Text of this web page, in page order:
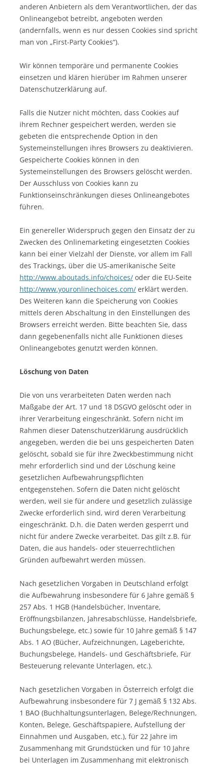
anderen Anbietern als dem Verantwortlichen, der das
Onlineangebot betreibt, angeboten werden
(andernfalls, wenn es nur dessen Cookies sind spricht
man von „First-Party Cookies“).
Wir können temporäre und permanente Cookies
einsetzen und klären hierüber im Rahmen unserer
Datenschutzerklärung auf.
Falls die Nutzer nicht möchten, dass Cookies auf
ihrem Rechner gespeichert werden, werden sie
gebeten die entsprechende Option in den
Systemeinstellungen ihres Browsers zu deaktivieren.
Gespeicherte Cookies können in den
Systemeinstellungen des Browsers gelöscht werden.
Der Ausschluss von Cookies kann zu
Funktionseinschränkungen dieses Onlineangebotes
führen.
Ein genereller Widerspruch gegen den Einsatz der zu
Zwecken des Onlinemarketing eingesetzten Cookies
kann bei einer Vielzahl der Dienste, vor allem im Fall
des Trackings, über die US-amerikanische Seite
http://www.aboutads.info/choices/ oder die EU-Seite
http://www.youronlinechoices.com/ erklärt werden.
Des Weiteren kann die Speicherung von Cookies
mittels deren Abschaltung in den Einstellungen des
Browsers erreicht werden. Bitte beachten Sie, dass
dann gegebenenfalls nicht alle Funktionen dieses
Onlineangebotes genutzt werden können.
Löschung von Daten
Die von uns verarbeiteten Daten werden nach
Maßgabe der Art. 17 und 18 DSGVO gelöscht oder in
ihrer Verarbeitung eingeschränkt. Sofern nicht im
Rahmen dieser Datenschutzerklärung ausdrücklich
angegeben, werden die bei uns gespeicherten Daten
gelöscht, sobald sie für ihre Zweckbestimmung nicht
mehr erforderlich sind und der Löschung keine
gesetzlichen Aufbewahrungspflichten
entgegenstehen. Sofern die Daten nicht gelöscht
werden, weil sie für andere und gesetzlich zulässige
Zwecke erforderlich sind, wird deren Verarbeitung
eingeschränkt. D.h. die Daten werden gesperrt und
nicht für andere Zwecke verarbeitet. Das gilt z.B. für
Daten, die aus handels- oder steuerrechtlichen
Gründen aufbewahrt werden müssen.
Nach gesetzlichen Vorgaben in Deutschland erfolgt
die Aufbewahrung insbesondere für 6 Jahre gemäß §
257 Abs. 1 HGB (Handelsbücher, Inventare,
Eröffnungsbilanzen, Jahresabschlüsse, Handelsbriefe,
Buchungsbelege, etc.) sowie für 10 Jahre gemäß § 147
Abs. 1 AO (Bücher, Aufzeichnungen, Lageberichte,
Buchungsbelege, Handels- und Geschäftsbriefe, Für
Besteuerung relevante Unterlagen, etc.).
Nach gesetzlichen Vorgaben in Österreich erfolgt die
Aufbewahrung insbesondere für 7 J gemäß § 132 Abs.
1 BAO (Buchhaltungsunterlagen, Belege/Rechnungen,
Konten, Belege, Geschäftspapiere, Aufstellung der
Einnahmen und Ausgaben, etc.), für 22 Jahre im
Zusammenhang mit Grundstücken und für 10 Jahre
bei Unterlagen im Zusammenhang mit elektronisch